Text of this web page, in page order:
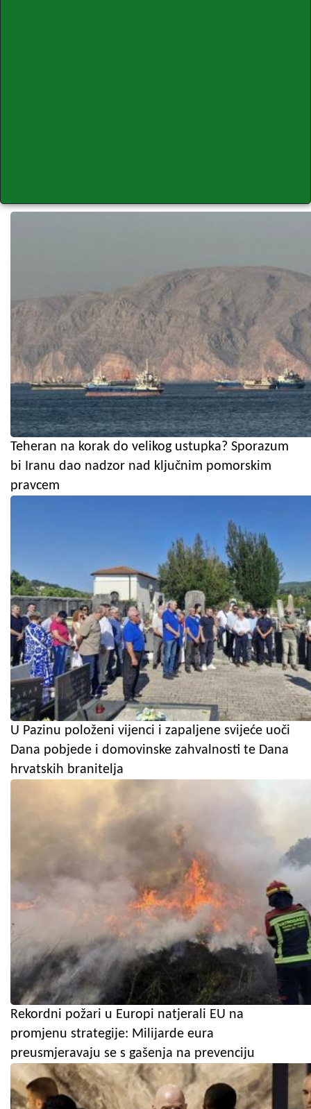
Teheran na korak do velikog ustupka? Sporazum
bi Iranu dao nadzor nad ključnim pomorskim
pravcem
U Pazinu položeni vijenci i zapaljene svijeće uoči
Dana pobjede i domovinske zahvalnosti te Dana
hrvatskih branitelja
Rekordni požari u Europi natjerali EU na
promjenu strategije: Milijarde eura
preusmjeravaju se s gašenja na prevenciju